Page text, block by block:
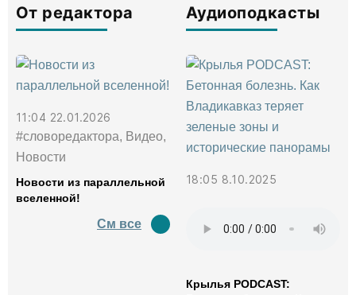
От редактора
11:04 22.01.2026
#словоредактора, Видео,
Новости
Новости из параллельной
вселенной!
См все
Аудиоподкасты
18:05 8.10.2025
Крылья PODCAST: